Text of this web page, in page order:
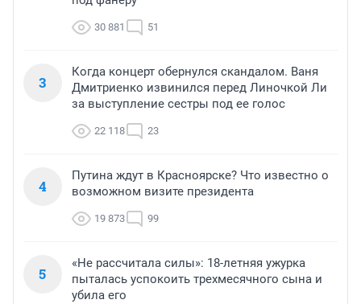
30 881 51
3
Когда концерт обернулся скандалом. Ваня
Дмитриенко извинился перед Линочкой Ли
за выступление сестры под ее голос
22 118 23
4
Путина ждут в Красноярске? Что известно о
возможном визите президента
19 873 99
5
«Не рассчитала силы»: 18-летняя ужурка
пыталась успокоить трехмесячного сына и
убила его